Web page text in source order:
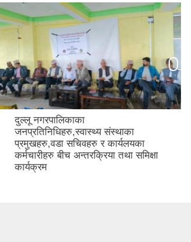
दुल्लू नगरपालिकाका
जनप्रतिनिधिहरु,स्वास्थ्य संस्थाका
प्रमुखहरु,वडा सचिवहरु र कार्यलयका
कर्मचारीहरु बीच अन्तरक्रिया तथा समिक्षा
कार्यक्रम